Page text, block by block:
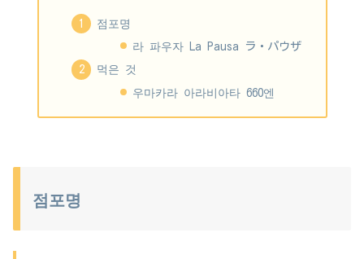
점포명
라 파우자 La Pausa ラ・パウザ
먹은 것
우마카라 아라비아타 660엔
점포명